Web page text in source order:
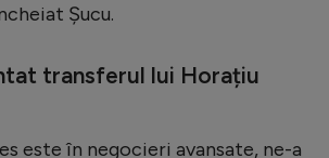
Șucu.
transferul lui Horațiu
este în negocieri avansate, ne-a